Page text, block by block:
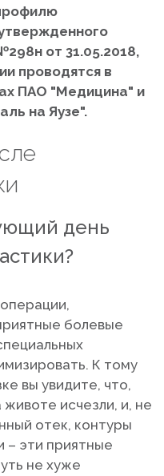
от 31.05.2018,
проводятся в
ПАО "Медицина" и
на Яузе".
день
болевые
К тому
вы увидите, что,
исчезли, и, не
отек, контуры
– эти приятные
не хуже